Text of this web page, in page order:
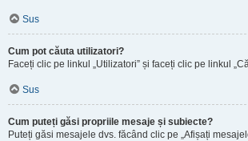
Sus
Cum pot căuta utilizatori?
Faceți clic pe linkul „Utilizatori” și faceți clic pe linkul
Sus
Cum puteți găsi propriile mesaje și subiecte?
Puteți găsi mesajele dvs. făcând clic pe „Afișați